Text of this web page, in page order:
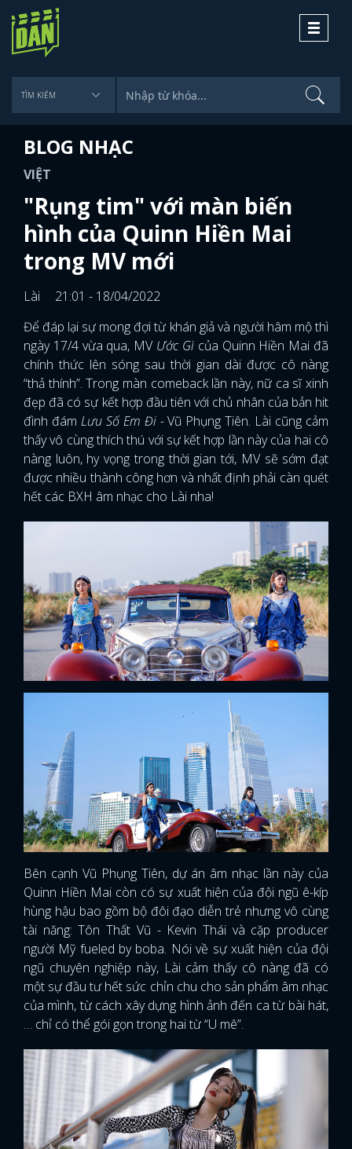
Toggle
BLOG NHẠC
VIỆT
"Rụng tim" với màn biến
hình của Quinn Hiền Mai
trong MV mới
Lài
21:01 - 18/04/2022
Để đáp lại sự mong đợi từ khán giả và người hâm mộ thì
ngày 17/4 vừa qua, MV Ước Gìcủa Quinn Hiền Mai đã
chính thức lên sóng sau thời gian dài được cô nàng
“thả thính”. Trong màn comeback lần này, nữ ca sĩ xinh
đẹp đã có sự kết hợp đầu tiên với chủ nhân của bản hit
đình đám Lưu Số Em Đi -Vũ Phụng Tiên. Lài cũng cảm
thấy vô cùng thích thú với sự kết hợp lần này của hai cô
nàng luôn, hy vọng trong thời gian tới, MV sẽ sớm đạt
được nhiều thành công hơn và nhất định phải càn quét
hết các BXH âm nhạc cho Lài nha!
Bên cạnh Vũ Phụng Tiên, dự án âm nhạc lần này của
Quinn Hiền Mai còn có sự xuất hiện của đội ngũ ê-kíp
hùng hậu bao gồm bộ đôi đạo diễn trẻ nhưng vô cùng
tài năng: Tôn Thất Vũ - Kevin Thái và cặp producer
người Mỹ fueled by boba. Nói về sự xuất hiện của đội
ngũ chuyên nghiệp này, Lài cảm thấy cô nàng đã có
một sự đầu tư hết sức chỉn chu cho sản phẩm âm nhạc
của mình, từ cách xây dựng hình ảnh đến ca từ bài hát,
… chỉ có thể gói gọn trong hai từ “U mê”.